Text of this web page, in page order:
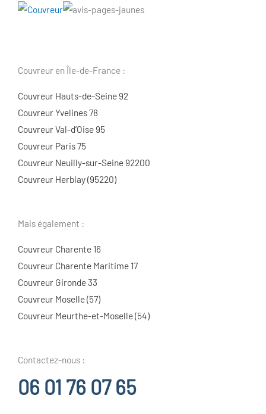
Couvreur en Île-de-France :
Couvreur Hauts-de-Seine 92
Couvreur Yvelines 78
Couvreur Val-d’Oise 95
Couvreur Paris 75
Couvreur Neuilly-sur-Seine 92200
Couvreur Herblay (95220)
Mais également :
Couvreur Charente 16
Couvreur Charente Maritime 17
Couvreur Gironde 33
Couvreur Moselle (57)
Couvreur Meurthe-et-Moselle (54)
Contactez-nous :
06 01 76 07 65